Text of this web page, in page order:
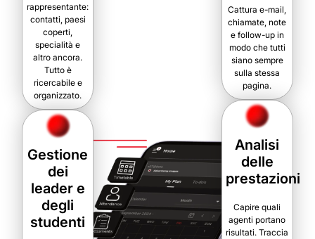
rappresentante:
contatti, paesi
coperti,
specialità e
altro ancora.
Tutto è
ricercabile e
organizzato.
Gestione
dei
leader e
degli
studenti
Cattura e-mail,
chiamate, note
e follow-up in
modo che tutti
siano sempre
sulla stessa
pagina.
Analisi
delle
prestazioni
Capire quali
agenti portano
risultati. Traccia